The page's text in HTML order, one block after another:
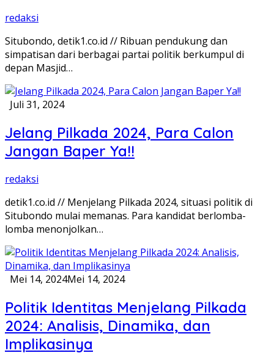
redaksi
Situbondo, detik1.co.id // Ribuan pendukung dan
simpatisan dari berbagai partai politik berkumpul di
depan Masjid…
Juli 31, 2024
Jelang Pilkada 2024, Para Calon
Jangan Baper Ya!!
redaksi
detik1.co.id // Menjelang Pilkada 2024, situasi politik di
Situbondo mulai memanas. Para kandidat berlomba-
lomba menonjolkan…
Mei 14, 2024Mei 14, 2024
Politik Identitas Menjelang Pilkada
2024: Analisis, Dinamika, dan
Implikasinya